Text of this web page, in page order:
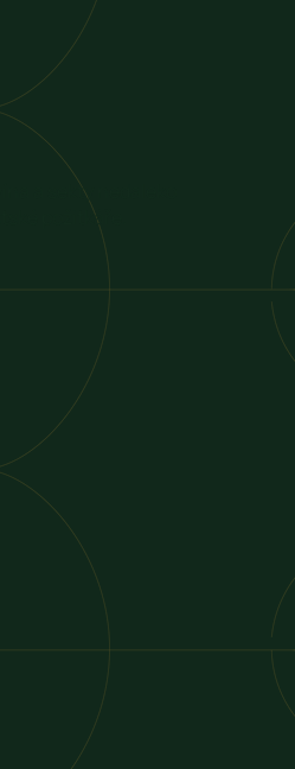
a sekty nedaleko
požitkáře.